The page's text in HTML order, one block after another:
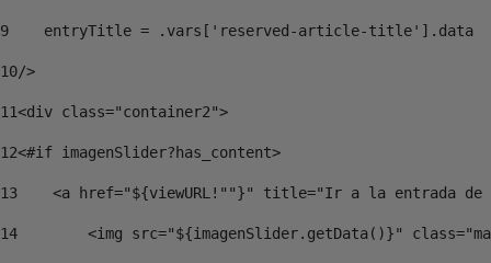
9
    entryTitle = .vars['reserved-article-title'].data
10/>
11<div class="container2">
12<#if imagenSlider?has_content>
13
<a href="${viewURL!""}" title="Ir a la entrada
14
<img src="${imagenSlider.getData()}"